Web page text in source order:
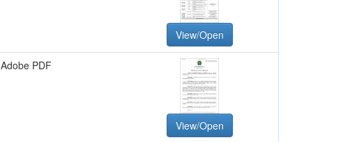
View/Open
Adobe PDF
View/Open